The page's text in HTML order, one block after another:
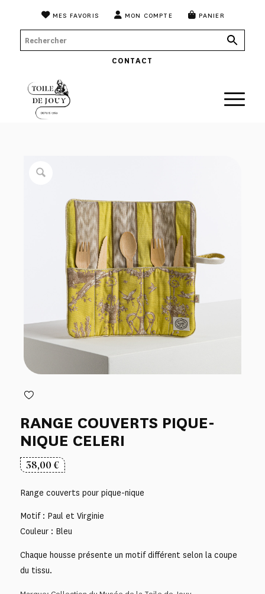
MES FAVORIS MON COMPTE PANIER
CONTACT
RANGE COUVERTS PIQUE-
NIQUE CELERI
38,00€
Range couverts pour pique-nique
Motif : Paul et Virginie
Couleur : Bleu
Chaque housse présente un motif différent selon la coupe
du tissu.